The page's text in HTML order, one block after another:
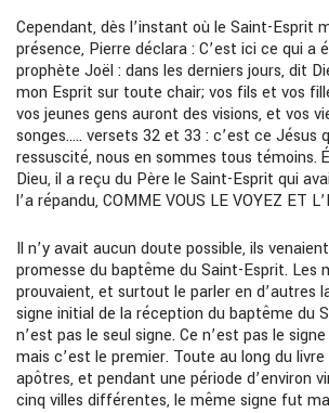
Cependant, dès l’instant où le Saint-Esprit
présence, Pierre déclara : C’est ici ce qui a
prophète Joël : dans les derniers jours, dit
mon Esprit sur toute chair; vos fils et vos
vos jeunes gens auront des visions, et vos
songes….. versets 32 et 33 : c’est ce Jésus
ressuscité, nous en sommes tous témoins.
Dieu, il a reçu du Père le Saint-Esprit qui
l’a répandu, COMME VOUS LE VOYEZ ET
Il n’y avait aucun doute possible, ils
promesse du baptême du Saint-Esprit. Les
prouvaient, et surtout le parler en d’autres
signe initial de la réception du baptême du
n’est pas le seul signe. Ce n’est pas le
mais c’est le premier. Toute au long du
apôtres, et pendant une période d’environ
cinq villes différentes, le même signe fut